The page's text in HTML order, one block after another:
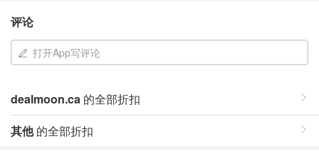
评论
打开App写评论
dealmoon.ca 的全部折扣
其他的全部折扣